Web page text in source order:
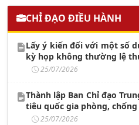
CHỈ ĐẠO ĐIỀU HÀNH
Lấy ý kiến đối với một số
kỳ họp không thường lệ
25/07/2026
Thành lập Ban Chỉ đạo
tiêu quốc gia phòng,
25/07/2026